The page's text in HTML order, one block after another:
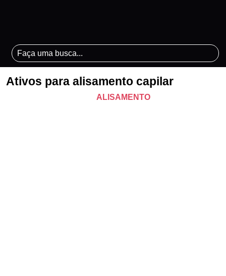
Ativos para alisamento capilar
ALISAMENTO